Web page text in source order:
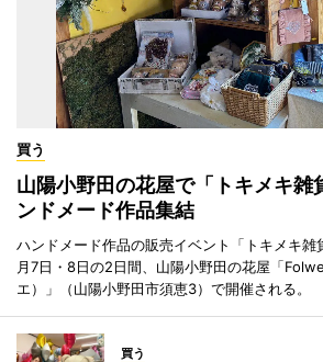
買う
山陽小野田の花屋で「トキメキ
ンドメード作品集結
ハンドメード作品の販売イベント「トキメキ
月7日・8日の2日間、山陽小野田の花屋「
エ）」（山陽小野田市須恵3）で開催される。
買う